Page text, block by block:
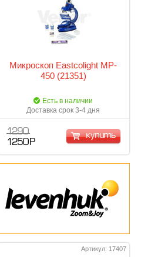
Микроскоп Eastcolight MP-
450 (21351)
Есть в наличии
Доставка срок 3-4 дня
1 290
1 250 Р
купить
Артикул: 17407